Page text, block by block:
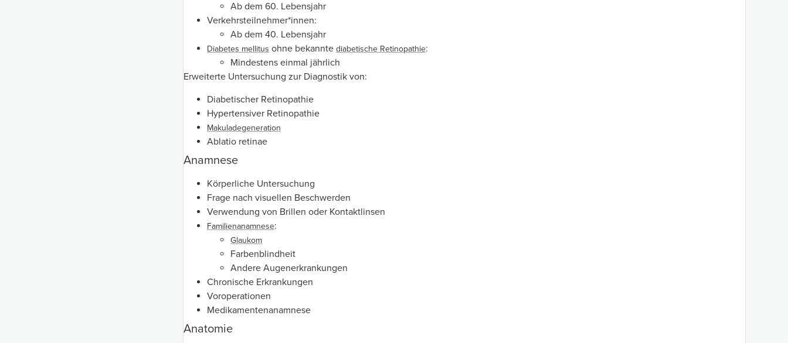
Ab dem 60. Lebensjahr
Verkehrsteilnehmer*innen:
Ab dem 40. Lebensjahr
Diabetes mellitus ohne bekannte diabetische Retinopathie:
Mindestens einmal jährlich
Erweiterte Untersuchung zur Diagnostik von:
Diabetischer Retinopathie
Hypertensiver Retinopathie
Makuladegeneration
Ablatio retinae
Anamnese
Körperliche Untersuchung
Frage nach visuellen Beschwerden
Verwendung von Brillen oder Kontaktlinsen
Familienanamnese:
Glaukom
Farbenblindheit
Andere Augenerkrankungen
Chronische Erkrankungen
Voroperationen
Medikamentenanamnese
Anatomie